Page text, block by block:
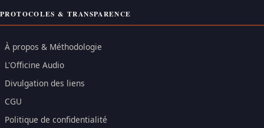
PROTOCOLES & TRANSPARENCE
À propos & Méthodologie
L'Officine Audio
Divulgation des liens
CGU
Politique de confidentialité